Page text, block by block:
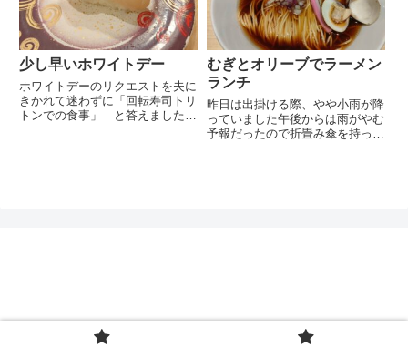
ァ...
少し早いホワイトデー
ホワイトデーのリクエストを夫に
きかれて迷わずに「回転寿司トリ
トンでの食事」 と答えました今
むぎとオリーブでラーメン
ランチ
昨日は出掛ける際、やや小雨が降
っていました午後からは雨がやむ
予報だったので折畳み傘を持って